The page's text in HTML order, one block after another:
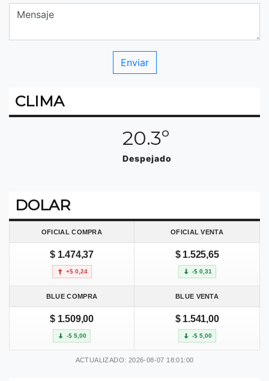
CLIMA
20.3º
Despejado
DOLAR
OFICIAL COMPRA OFICIAL VENTA
$ 1.474,37
+$ 0,24
$ 1.525,65
-$ 0,31
BLUE COMPRA BLUE VENTA
$ 1.509,00
-$ 5,00
$ 1.541,00
-$ 5,00
ACTUALIZADO: 2026-08-07 18:01:00